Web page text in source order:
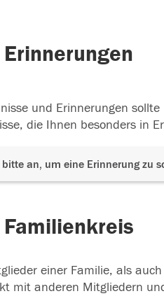
Erinnerungen
und Erinnerungen
die Ihnen besonders in
an, um eine Erinnerung zu
Familienkreis
einer Familie, als
mit anderen Mitgliedern